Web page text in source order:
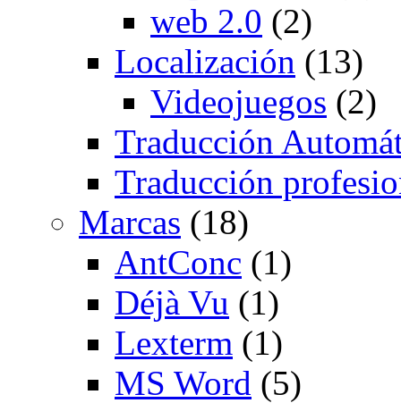
web 2.0 (2)
Localización (13)
Videojuegos (2)
Traducción
Traducción
Marcas (18)
AntConc (1)
Déjà Vu (1)
Lexterm (1)
MS Word (5)